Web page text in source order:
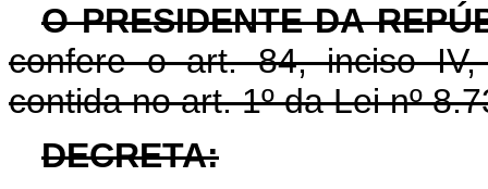
O PRESIDENTE DA
confere o art. 84, inciso
contida no art. 1º da Lei nº
DECRETA: